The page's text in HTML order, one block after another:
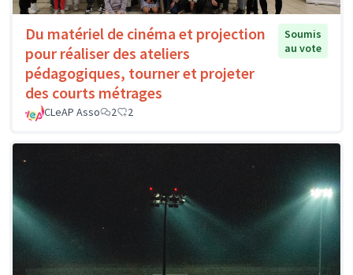
Du matériel de cinéma et projection
pour réaliser des ateliers
pédagogiques, tourner et projeter
des courts métrages
Soumis
au vote
CLeAP Asso 2 2